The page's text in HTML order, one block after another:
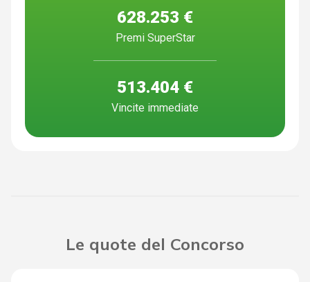
628.253 €
Premi SuperStar
513.404 €
Vincite immediate
Le quote del Concorso